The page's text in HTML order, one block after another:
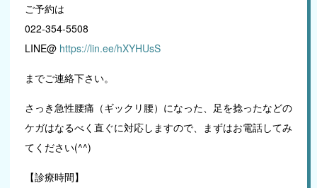
ご予約は
022-354-5508
LINE@ https://lin.ee/hXYHUsS
までご連絡下さい。
さっき急性腰痛（ギックリ腰）になった、足を捻ったなどの
ケガはなるべく直ぐに対応しますので、まずはお電話してみ
てください(^^)
【診療時間】